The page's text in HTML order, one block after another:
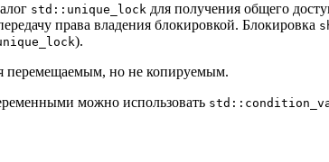
std::unique_lock для получения общего
права владения блокировкой. Блокировка
).
перемещаемым, но не копируемым.
можно использовать